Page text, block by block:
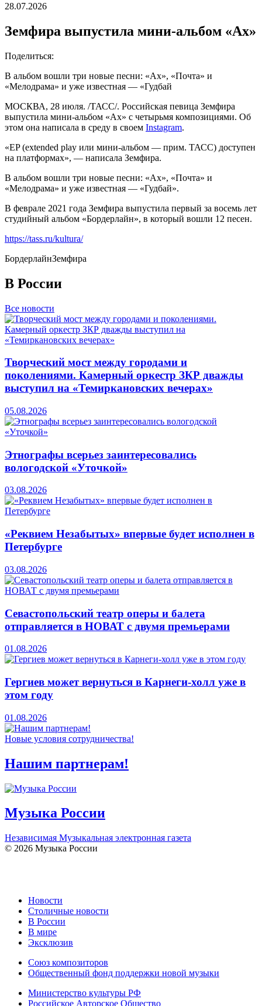
28.07.2026
Земфира выпустила мини-альбом «Ах»
Поделиться:
В альбом вошли три новые песни: «Ах», «Почта» и
«Мелодрама» и уже известная — «Гудбай
МОСКВА, 28 июля. /ТАСС/. Российская певица Земфира
выпустила мини-альбом «Ах» с четырьмя композициями. Об
этом она написала в среду в своем Instagram.
«EP (extended play или мини-альбом — прим. ТАСС) доступен
на платформах», — написала Земфира.
В альбом вошли три новые песни: «Ах», «Почта» и
«Мелодрама» и уже известная — «Гудбай».
В феврале 2021 года Земфира выпустила первый за восемь лет
студийный альбом «Бордерлайн», в который вошли 12 песен.
https://tass.ru/kultura/
БордерлайнЗемфира
В России
Все новости
Творческий мост между городами и
поколениями. Камерный оркестр ЗКР дважды
выступил на «Темиркановских вечерах»
05.08.2026
Этнографы всерьез заинтересовались
вологодской «Уточкой»
03.08.2026
«Реквием Незабытых» впервые будет исполнен в
Петербурге
03.08.2026
Севастопольский театр оперы и балета
отправляется в НОВАТ с двумя премьерами
01.08.2026
Гергиев может вернуться в Карнеги-холл уже в
этом году
01.08.2026
Новые условия сотрудничества!
Нашим партнерам!
Музыка России
Независимая Музыкальная электронная газета
© 2026 Музыка России
Новости
Столичные новости
В России
В мире
Эксклюзив
Союз композиторов
Общественный фонд поддержки новой музыки
Министерство культуры РФ
Российское Авторское Общество